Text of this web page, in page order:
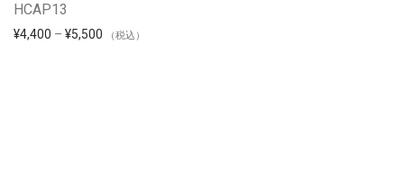
HCAP13
¥4,400 – ¥5,500 （税込）